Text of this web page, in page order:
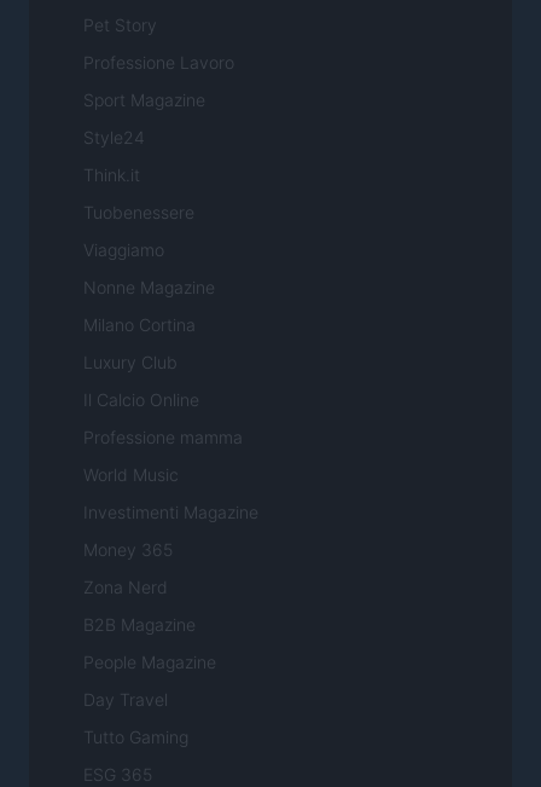
Pet Story
Professione Lavoro
Sport Magazine
Style24
Think.it
Tuobenessere
Viaggiamo
Nonne Magazine
Milano Cortina
Luxury Club
Il Calcio Online
Professione mamma
World Music
Investimenti Magazine
Money 365
Zona Nerd
B2B Magazine
People Magazine
Day Travel
Tutto Gaming
ESG 365